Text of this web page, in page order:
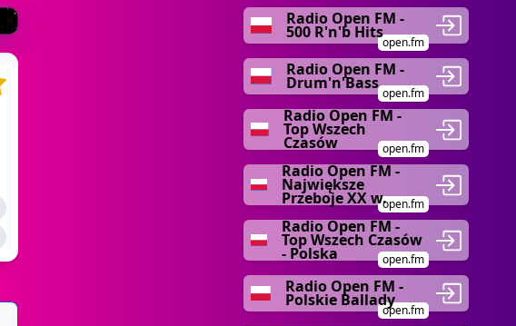
Radio Open FM -
500 R'n'b Hits
open.fm
Radio Open FM -
Drum'n'Bass
open.fm
Radio Open FM -
Top Wszech
Czasów open.fm
Radio Open FM -
Największe
Przeboje XX w.open.fm
Radio Open FM -
Top Wszech Czasów
- Polska open.fm
Radio Open FM -
Polskie Ballady
open.fm